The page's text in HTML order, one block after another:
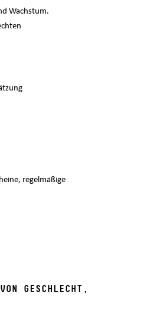
Wachstum.
regelmäßige
GESCHLECHT,